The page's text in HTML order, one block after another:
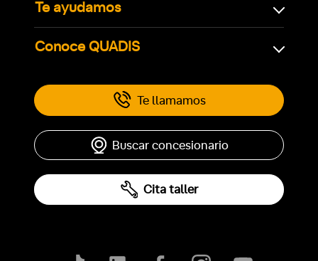
Te ayudamos
Conoce QUADIS
Te llamamos
Buscar concesionario
Cita taller